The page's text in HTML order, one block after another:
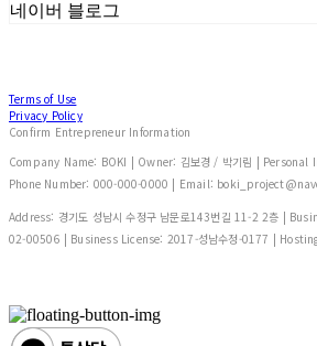
네이버 블로그
Terms of Use
Privacy Policy
Confirm Entrepreneur Information
Company Name: BOKI | Owner: 김보경 / 박기림 | Personal
Phone Number: 000-000-0000 | Email:
Address: 경기도 성남시 수정구 남문로143번길 11-2 2층 |
02-00506 | Business License: 2017-성남수정-0177 |